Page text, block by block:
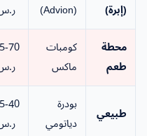
(إبرة)
(Advion)
محطة
طعم
كومبات
ماكس
70
طبيعي
بودرة
دياتومي
40